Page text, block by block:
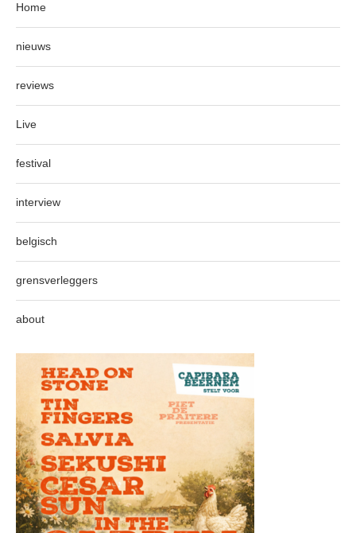
Home
nieuws
reviews
Live
festival
interview
belgisch
grensverleggers
about